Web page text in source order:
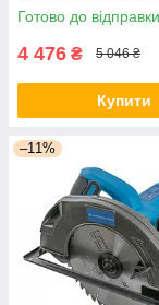
Готово до відправки
4 476 ₴ 5 046 ₴
Купити
–11%